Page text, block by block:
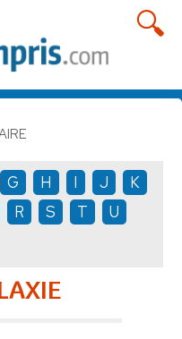
G H I J
K
R S T
U